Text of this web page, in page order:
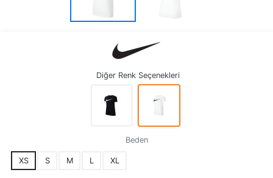
Diğer Renk Seçenekleri
Beden
XS S M L XL